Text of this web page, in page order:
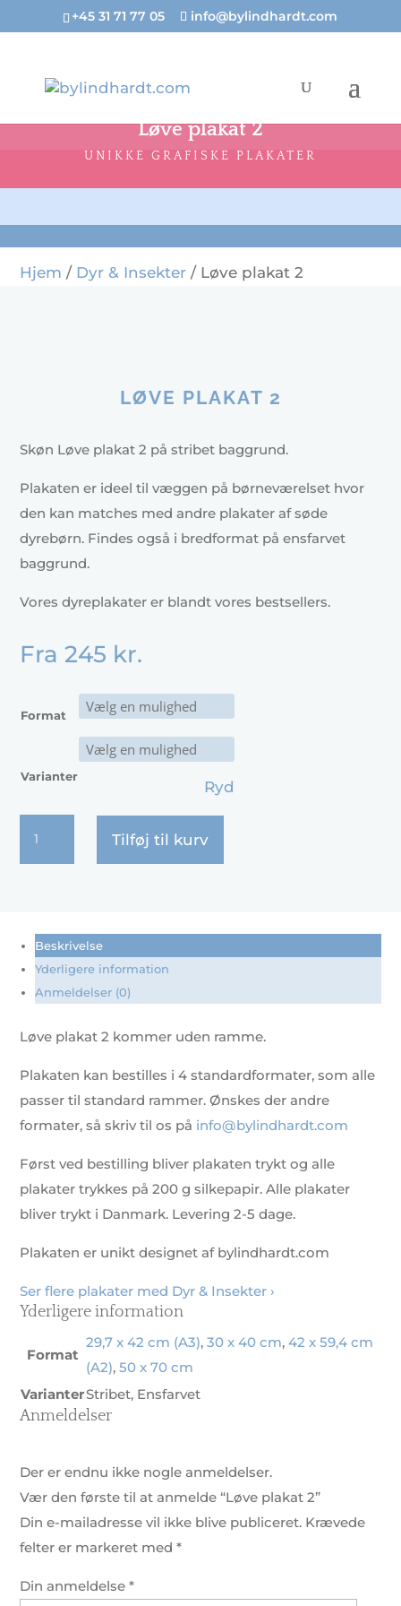
+45 31 71 77 05 info@bylindhardt.com
Løve plakat 2
UNIKKE GRAFISKE PLAKATER
Hjem / Dyr & Insekter / Løve plakat 2
LØVE PLAKAT 2
Skøn Løve plakat 2 på stribet baggrund.
Plakaten er ideel til væggen på børneværelset hvor
den kan matches med andre plakater af søde
dyrebørn. Findes også i bredformat på ensfarvet
baggrund.
Vores dyreplakater er blandt vores bestsellers.
Fra245 kr.
Format
Varianter
Ryd
Tilføj til kurv
Beskrivelse
Yderligere information
Anmeldelser (0)
Løve plakat 2 kommer uden ramme.
Plakaten kan bestilles i 4 standardformater, som alle
passer til standard rammer. Ønskes der andre
formater, så skriv til os på info@bylindhardt.com
Først ved bestilling bliver plakaten trykt og alle
plakater trykkes på 200 g silkepapir. Alle plakater
bliver trykt i Danmark. Levering 2-5 dage.
Plakaten er unikt designet af bylindhardt.com
Ser flere plakater med Dyr & Insekter ›
Yderligere information
Format
29,7 x 42 cm (A3),30 x 40 cm,42 x 59,4 cm
(A2),50 x 70 cm
VarianterStribet, Ensfarvet
Anmeldelser
Der er endnu ikke nogle anmeldelser.
Vær den første til at anmelde “Løve plakat 2”
Din e-mailadresse vil ikke blive publiceret. Krævede
felter er markeret med*
Din anmeldelse*